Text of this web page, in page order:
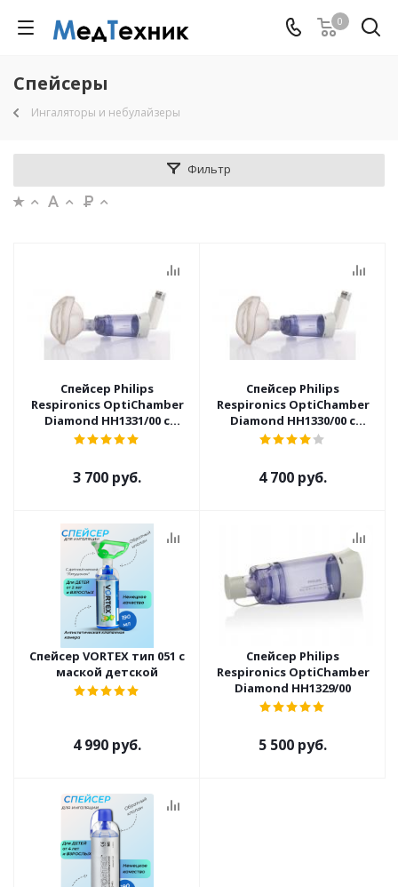
0
Спейсеры
Ингаляторы и небулайзеры
Фильтр
Спейсер Philips
Respironics OptiChamber
Diamond HH1331/00 с
детской средней маской
3 700 руб.
Спейсер Philips
Respironics OptiChamber
Diamond HH1330/00 с
детской малой маской
4 700 руб.
Спейсер VORTEX тип 051 с
маской детской
4 990 руб.
Спейсер Philips
Respironics OptiChamber
Diamond HH1329/00
5 500 руб.